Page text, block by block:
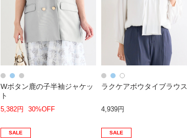
Wボタン鹿の子半袖ジャケッ
ト
5,382円 30%OFF
ラクケアボウタイブラウス
4,939円
SALE SALE